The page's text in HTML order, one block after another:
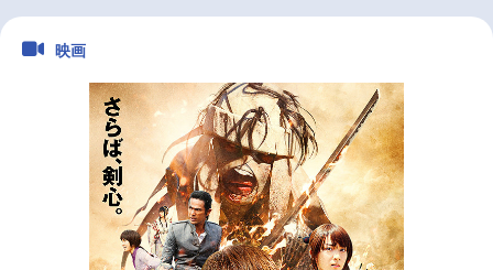
配信・Vtuber トレンド
最新記事一覧
アニメ記事一覧 声優記事一覧
映画